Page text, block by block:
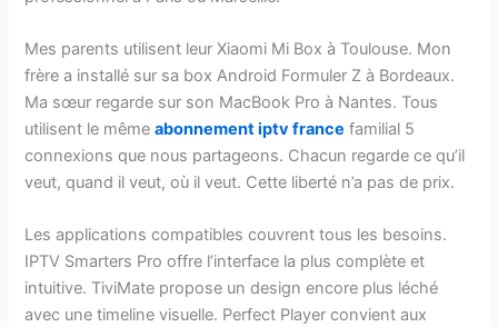
Mes parents utilisent leur Xiaomi Mi Box à Toulouse. Mon
frère a installé sur sa box Android Formuler Z à Bordeaux.
Ma sœur regarde sur son MacBook Pro à Nantes. Tous
utilisent le mêmeabonnement iptv france familial 5
connexions que nous partageons. Chacun regarde ce qu’il
veut, quand il veut, où il veut. Cette liberté n’a pas de prix.
Les applications compatibles couvrent tous les besoins.
IPTV Smarters Pro offre l’interface la plus complète et
intuitive. TiviMate propose un design encore plus léché
avec une timeline visuelle. Perfect Player convient aux